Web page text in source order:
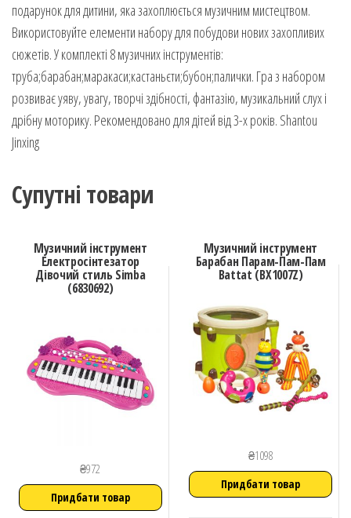
подарунок для дитини, яка захоплюється музичним мистецтвом.
Використовуйте елементи набору для побудови нових захопливих
сюжетів. У комплекті 8 музичних інструментів:
труба;барабан;маракаси;кастаньєти;бубон;палички. Гра з набором
розвиває уяву, увагу, творчі здібності, фантазію, музикальний слух і
дрібну моторику. Рекомендовано для дітей від 3-х років. Shantou
Jinxing
Супутні товари
Музичний інструмент
Електросінтезатор
Дівочий стиль Simba
(6830692)
₴972
Придбати товар
Музичний інструмент
Барабан Парам-Пам-Пам
Battat (BX1007Z)
₴1098
Придбати товар